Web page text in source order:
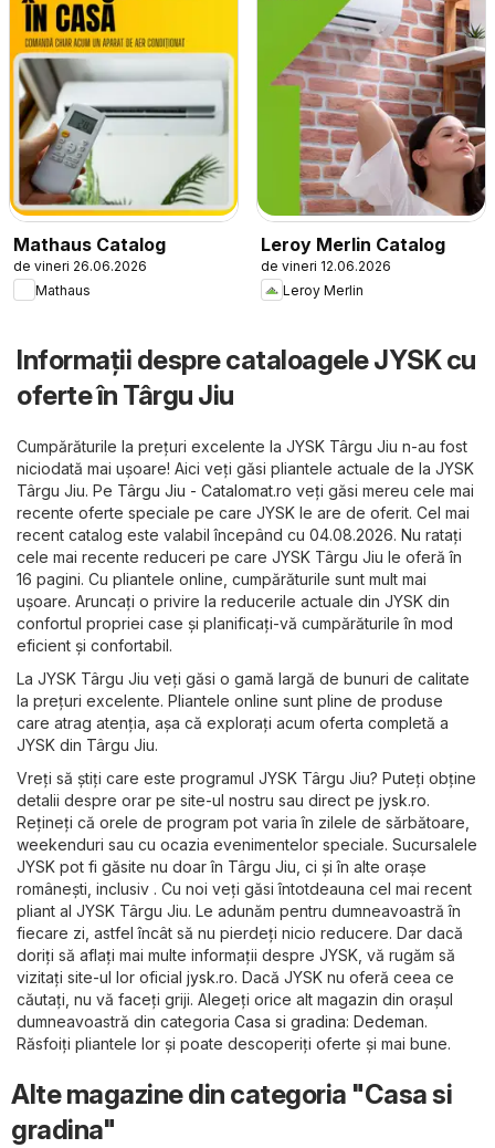
Mathaus Catalog
de vineri 26.06.2026
Mathaus
Leroy Merlin Catalog
de vineri 12.06.2026
Leroy Merlin
Informații despre cataloagele JYSK cu
oferte în Târgu Jiu
Cumpărăturile la prețuri excelente la JYSK Târgu Jiu n-au fost
niciodată mai ușoare! Aici veți găsi pliantele actuale de la JYSK
Târgu Jiu. Pe Târgu Jiu - Catalomat.ro veți găsi mereu cele mai
recente oferte speciale pe care JYSK le are de oferit. Cel mai
recent catalog este valabil începând cu 04.08.2026. Nu ratați
cele mai recente reduceri pe care JYSK Târgu Jiu le oferă în
16 pagini. Cu pliantele online, cumpărăturile sunt mult mai
ușoare. Aruncați o privire la reducerile actuale din JYSK din
confortul propriei case și planificați-vă cumpărăturile în mod
eficient și confortabil.
La JYSK Târgu Jiu veți găsi o gamă largă de bunuri de calitate
la prețuri excelente. Pliantele online sunt pline de produse
care atrag atenția, așa că explorați acum oferta completă a
JYSK din Târgu Jiu.
Vreți să știți care este programul JYSK Târgu Jiu? Puteți obține
detalii despre orar pe site-ul nostru sau direct pe jysk.ro.
Rețineți că orele de program pot varia în zilele de sărbătoare,
weekenduri sau cu ocazia evenimentelor speciale. Sucursalele
JYSK pot fi găsite nu doar în Târgu Jiu, ci și în alte orașe
românești, inclusiv . Cu noi veți găsi întotdeauna cel mai recent
pliant al JYSK Târgu Jiu. Le adunăm pentru dumneavoastră în
fiecare zi, astfel încât să nu pierdeți nicio reducere. Dar dacă
doriți să aflați mai multe informații despre JYSK, vă rugăm să
vizitați site-ul lor oficial jysk.ro. Dacă JYSK nu oferă ceea ce
căutați, nu vă faceți griji. Alegeți orice alt magazin din orașul
dumneavoastră din categoria Casa si gradina: Dedeman.
Răsfoiți pliantele lor și poate descoperiți oferte și mai bune.
Alte magazine din categoria "Casa si
gradina"